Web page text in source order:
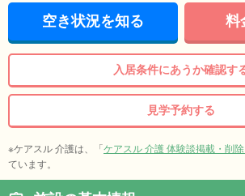
空き状況を知る 料
入居条件にあうか確認す
見学予約する
※ケアスル 介護は、「ケアスル 介護 体験談掲載・削
ています。